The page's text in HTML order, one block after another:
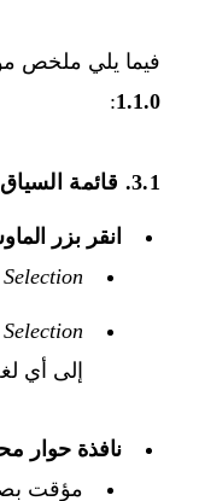
فيما يلي ملخص
1.1.0
:
3.1. قائمة السياق (v1.1.12)
انقر بزر
إلى أي
نافذة حوار